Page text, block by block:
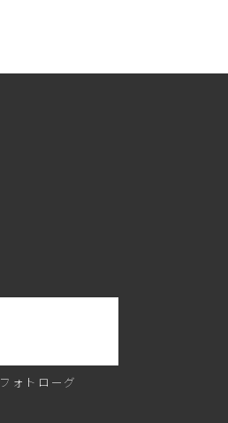
フォトローグ